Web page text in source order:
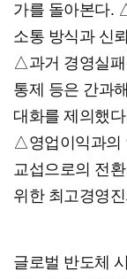
가를 돌아본다.
소통 방식과 신
△과거 경영실
통제 등은 간과
대화를 제의했
△영업이익과의
교섭으로의 전
위한 최고경영
글로벌 반도체